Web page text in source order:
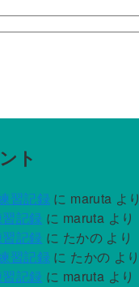
ト
習記録 に maruta より
記録 に maruta より
記録 に たかのより
習記録 に たかの より
記録 に maruta より